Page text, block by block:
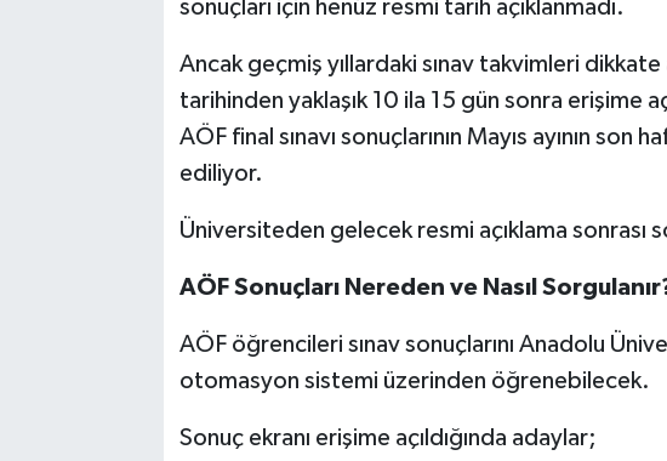
sonuçları için henüz resmi tarih açıklanmadı.
Ancak geçmiş yıllardaki sınav takvimleri dikkate
tarihinden yaklaşık 10 ila 15 gün sonra erişime
AÖF final sınavı sonuçlarının Mayıs ayının son
ediliyor.
Üniversiteden gelecek resmi açıklama sonrası
AÖF Sonuçları Nereden ve Nasıl
AÖF öğrencileri sınav sonuçlarını Anadolu
otomasyon sistemi üzerinden öğrenebilecek.
Sonuç ekranı erişime açıldığında adaylar;